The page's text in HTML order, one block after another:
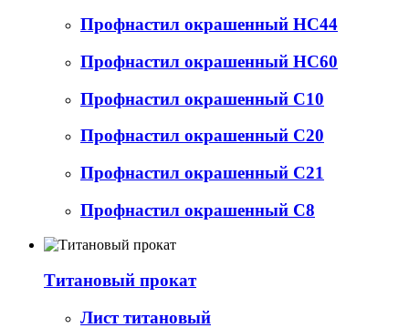
Профнастил окрашенный НС44
Профнастил окрашенный НС60
Профнастил окрашенный С10
Профнастил окрашенный С20
Профнастил окрашенный С21
Профнастил окрашенный С8
Титановый прокат
Лист титановый